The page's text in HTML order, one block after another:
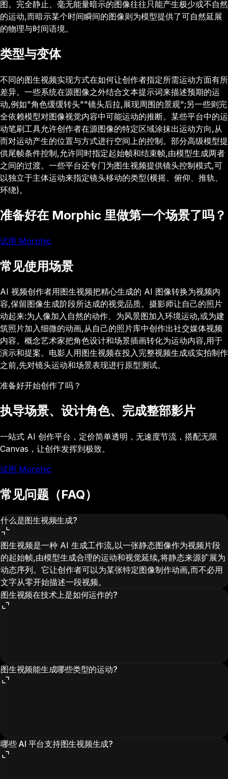
图。完全静止、毫无能量暗示的图像往往只能产生极少或不自然
的运动,而暗示某个时间瞬间的图像则为模型提供了可自然延展
的物理与时间语境。
类型与变体
不同的图生视频实现方式在如何让创作者指定所需运动方面有所
差异。一些系统在源图像之外结合文本提示词来描述预期的运
动,例如"角色缓缓转头""镜头后拉,展现周围的景观";另一些则完
全依赖模型对图像视觉内容中可能运动的推断。某些平台中的运
动笔刷工具允许创作者在源图像的特定区域涂抹出运动方向,从
而对运动产生的位置与方式进行空间上的控制。部分高级模型提
供尾帧条件控制,允许同时指定起始帧和结束帧,由模型生成两者
之间的过渡。一些平台还专门为图生视频提供镜头控制模式,可
以独立于主体运动来指定镜头移动的类型(横摇、俯仰、推轨、
环绕)。
准备好在 Morphic 里做第一个场景了吗？
试用 Morphic
常见使用场景
AI 视频创作者用图生视频把精心生成的 AI 图像转换为视频内
容,保留图像生成阶段所达成的视觉品质。摄影师让自己的照片
动起来:为人像加入自然的动作、为风景图加入环境运动,或为建
筑照片加入细微的动画,从自己的照片库中创作出社交媒体视频
内容。概念艺术家把角色设计和场景插画转化为运动内容,用于
演示和提案。电影人用图生视频在投入完整视频生成或实拍制作
之前,先对镜头运动和场景表现进行原型测试。
准备好开始创作了吗？
执导场景、设计角色、完成整部影片
一站式 AI 创作平台，定价简单透明，无速度节流，搭配无限
Canvas，让创作发挥到极致。
试用 Morphic
常见问题（FAQ）
什么是图生视频生成?
图生视频是一种 AI 生成工作流,以一张静态图像作为视频片段
的起始帧,由模型生成合理的运动和视觉延续,将静态来源扩展为
动态序列。它让创作者可以为某张特定图像制作动画,而不必用
文字从零开始描述一段视频。
图生视频在技术上是如何运作的?
图生视频能生成哪些类型的运动?
哪些 AI 平台支持图生视频生成?